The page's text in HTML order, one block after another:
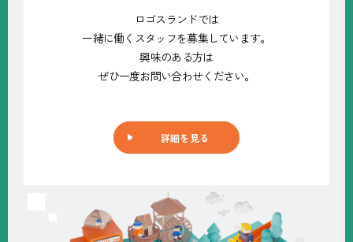
ロゴスランドでは
一緒に働くスタッフを募集しています。
興味のある方は
ぜひ一度お問い合わせください。
詳細を見る